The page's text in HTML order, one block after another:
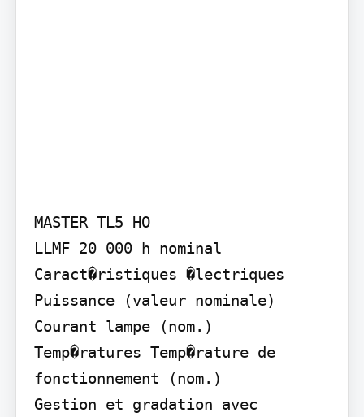
MASTER TL5 HO
LLMF 20 000 h nominal
Caract�ristiques �lectriques
Puissance (valeur nominale)
Courant lampe (nom.)
Temp�ratures Temp�rature de
fonctionnement (nom.)
Gestion et gradation avec